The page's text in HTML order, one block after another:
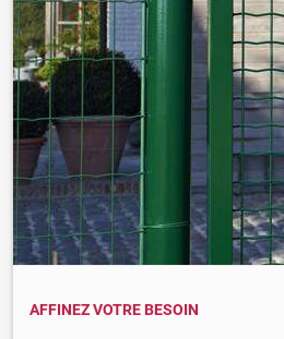
AFFINEZ VOTRE BESOIN